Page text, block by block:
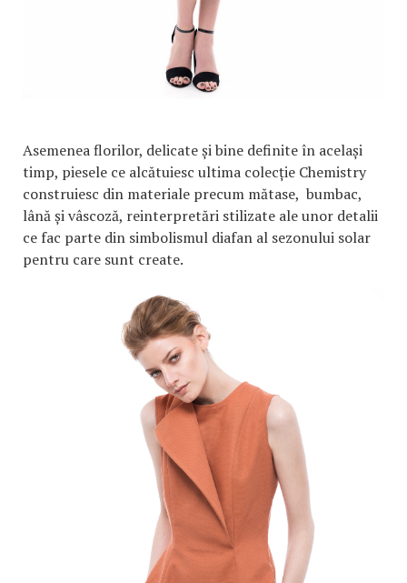
Asemenea florilor, delicate și bine definite în același
timp, piesele ce alcătuiesc ultima colecție Chemistry
construiesc din materiale precum mătase, bumbac,
lână și vâscoză, reinterpretări stilizate ale unor detalii
ce fac parte din simbolismul diafan al sezonului solar
pentru care sunt create.